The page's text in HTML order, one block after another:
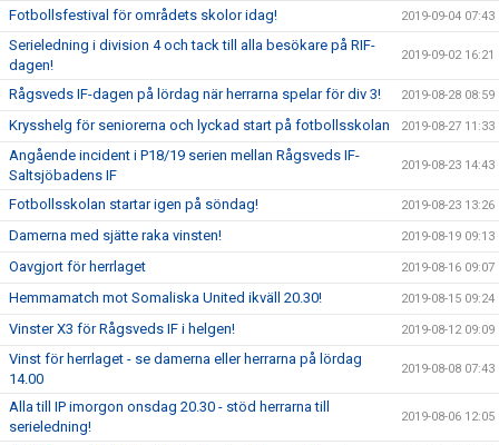
Fotbollsfestival för områdets skolor idag! 2019-09-04 07:43
Serieledning i division 4 och tack till alla besökare på RIF-
dagen!
2019-09-02 16:21
Rågsveds IF-dagen på lördag när herrarna spelar för div 3! 2019-08-28 08:59
Krysshelg för seniorerna och lyckad start på fotbollsskolan 2019-08-27 11:33
Angående incident i P18/19 serien mellan Rågsveds IF-
Saltsjöbadens IF
2019-08-23 14:43
Fotbollsskolan startar igen på söndag! 2019-08-23 13:26
Damerna med sjätte raka vinsten! 2019-08-19 09:13
Oavgjort för herrlaget 2019-08-16 09:07
Hemmamatch mot Somaliska United ikväll 20.30! 2019-08-15 09:24
Vinster X3 för Rågsveds IF i helgen! 2019-08-12 09:09
Vinst för herrlaget - se damerna eller herrarna på lördag
14.00
2019-08-08 07:43
Alla till IP imorgon onsdag 20.30 - stöd herrarna till
serieledning!
2019-08-06 12:05